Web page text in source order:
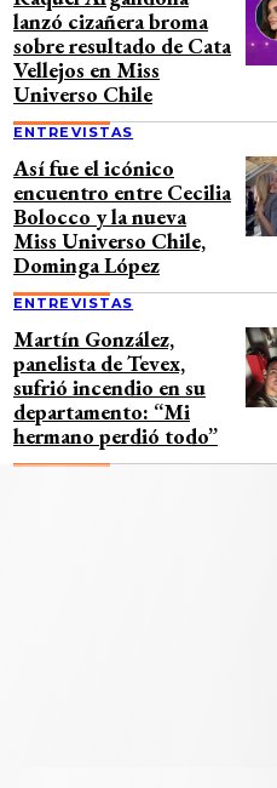
lanzó cizañera broma
sobre resultado de Cata
Vellejos en Miss
Universo Chile
ENTREVISTAS
Así fue el icónico
encuentro entre Cecilia
Bolocco y la nueva
Miss Universo Chile,
Dominga López
ENTREVISTAS
Martín González,
panelista de Tevex,
sufrió incendio en su
departamento: “Mi
hermano perdió todo”